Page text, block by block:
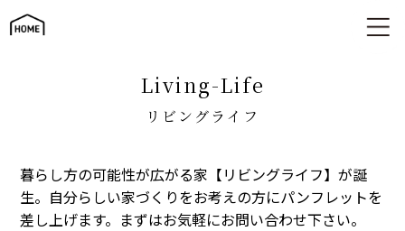
リビングライフ
living-Life
リビングライフ
暮らし方の可能性が広がる家【リビングライフ】が誕
生。自分らしい家づくりをお考えの方にパンフレットを
差し上げます。まずはお気軽にお問い合わせ下さい。